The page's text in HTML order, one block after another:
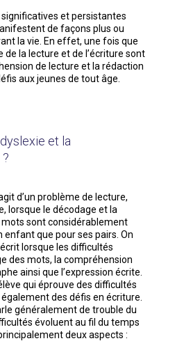
significatives et persistantes
de façons plus ou
la vie. En effet, une fois que
de la lecture et de l’écriture sont
de lecture et la rédaction
aux jeunes de tout âge.
et la
d’un problème de lecture,
lorsque le décodage et la
sont considérablement
enfant que pour ses pairs. On
lorsque les difficultés
des mots, la compréhension
ainsi que l’expression écrite.
qui éprouve des difficultés
des défis en écriture.
généralement de trouble du
évoluent au fil du temps
deux aspects :